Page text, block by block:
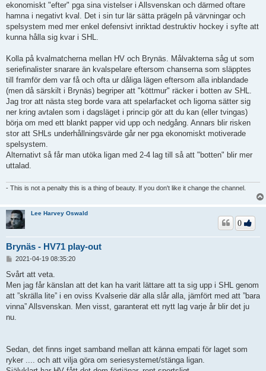
ekonomiskt "efter" pga sina vistelser i Allsvenskan och därmed oftare
hamna i negativt kval. Det i sin tur lär sätta prägeln på värvningar och
spelsystem med mer enkel defensivt inriktad destruktiv hockey i syfte att
kunna hålla sig kvar i SHL.
Kolla på kvalmatcherna mellan HV och Brynäs. Målvakterna såg ut som
seriefinalister snarare än kvalspelare eftersom chanserna som släpptes
till framför dem var få och ofta ur dåliga lägen eftersom alla inblandade
(men då särskilt i Brynäs) begriper att "köttmur" räcker i botten av SHL.
Jag tror att nästa steg borde vara att spelarfacket och ligorna sätter sig
ner kring avtalen som i dagsläget i princip gör att du kan (eller tvingas)
börja om med ett blankt papper vid upp och nedgång. Annars blir risken
stor att SHLs underhållningsvärde går ner pga ekonomiskt motiverade
spelsystem.
Alternativt så får man utöka ligan med 2-4 lag till så att "botten" blir mer
uttalad.
- This is not a penalty this is a thing of beauty. If you don't like it change the channel.
Lee Harvey Oswald
Brynäs - HV71 play-out
0
l
g
g
2021-04-19 08:35:20
Svårt att veta.
Men jag får känslan att det kan ha varit lättare att ta sig upp i SHL genom
att ”skrälla lite” i en oviss Kvalserie där alla slår alla, jämfört med att ”bara
vinna” Allsvenskan. Men visst, garanterat ett nytt lag varje år blir det ju
nu.
Sedan, det finns inget samband mellan att känna empati för laget som
ryker .... och att vilja göra om seriesystemet/stänga ligan.